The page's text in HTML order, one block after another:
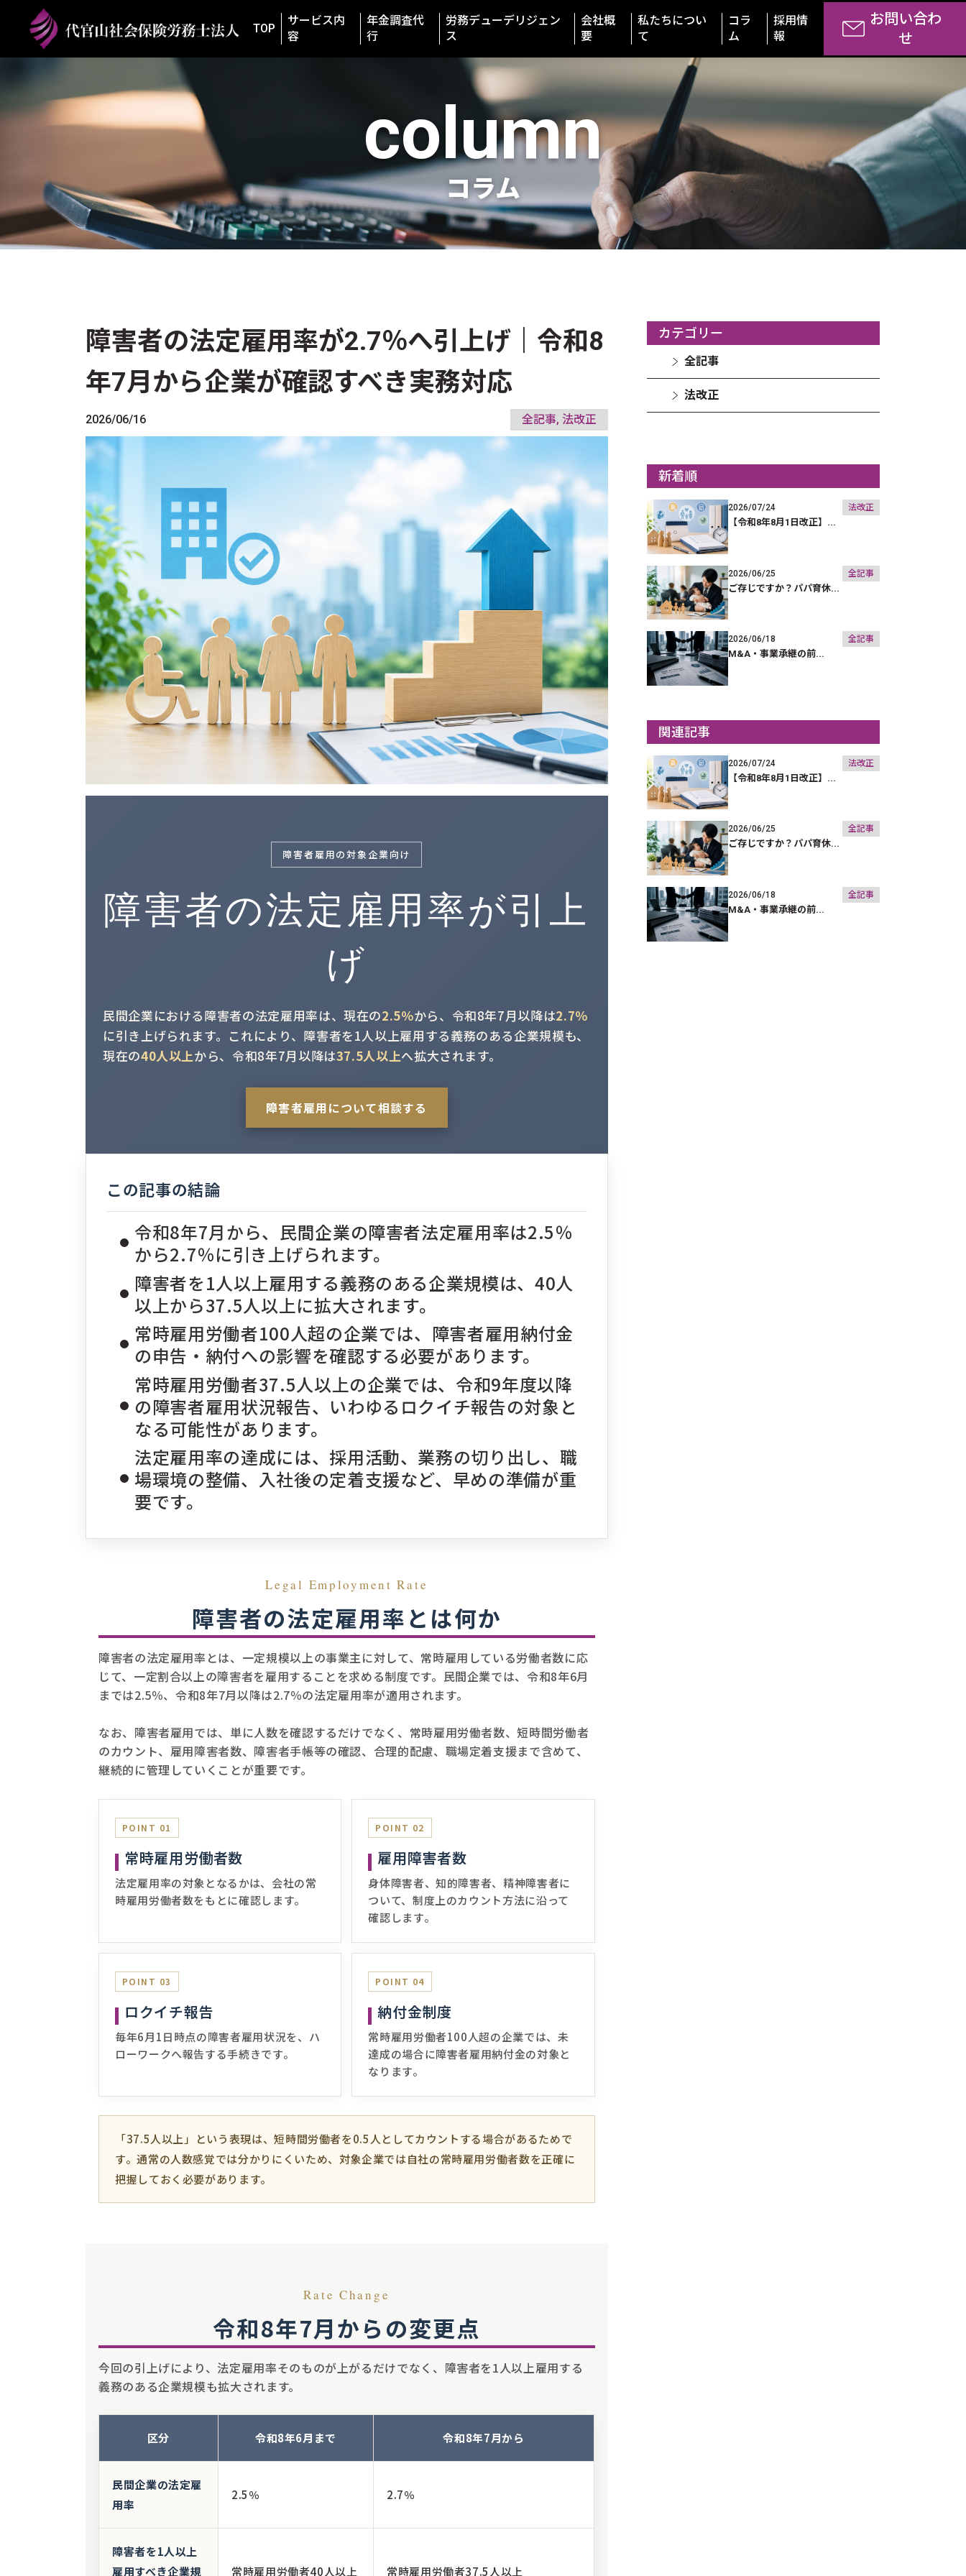
TOP
サービス内
容
年金調査代
行
労務デューデリジェン
ス
会社概
要
私たちについ
て
コラ
ム
採用情
報
お問い合わ
せ
column
コラム
障害者の法定雇用率が2.7％へ引上げ｜令和8
年7月から企業が確認すべき実務対応
2026/06/16 全記事, 法改正
障害者雇用の対象企業向け
障害者の法定雇用率が引上
げ
民間企業における障害者の法定雇用率は、現在の2.5％から、令和8年7月以降は2.7％
に引き上げられます。これにより、障害者を1人以上雇用する義務のある企業規模も、
現在の40人以上から、令和8年7月以降は37.5人以上へ拡大されます。
障害者雇用について相談する
この記事の結論
令和8年7月から、民間企業の障害者法定雇用率は2.5％
から2.7％に引き上げられます。
障害者を1人以上雇用する義務のある企業規模は、40人
以上から37.5人以上に拡大されます。
常時雇用労働者100人超の企業では、障害者雇用納付金
の申告・納付への影響を確認する必要があります。
常時雇用労働者37.5人以上の企業では、令和9年度以降
の障害者雇用状況報告、いわゆるロクイチ報告の対象と
なる可能性があります。
法定雇用率の達成には、採用活動、業務の切り出し、職
場環境の整備、入社後の定着支援など、早めの準備が重
要です。
Legal Employment Rate
障害者の法定雇用率とは何か
障害者の法定雇用率とは、一定規模以上の事業主に対して、常時雇用している労働者数に応
じて、一定割合以上の障害者を雇用することを求める制度です。民間企業では、令和8年6月
までは2.5％、令和8年7月以降は2.7％の法定雇用率が適用されます。
なお、障害者雇用では、単に人数を確認するだけでなく、常時雇用労働者数、短時間労働者
のカウント、雇用障害者数、障害者手帳等の確認、合理的配慮、職場定着支援まで含めて、
継続的に管理していくことが重要です。
POINT 01
常時雇用労働者数
法定雇用率の対象となるかは、会社の常
時雇用労働者数をもとに確認します。
POINT 02
雇用障害者数
身体障害者、知的障害者、精神障害者に
ついて、制度上のカウント方法に沿って
確認します。
POINT 03
ロクイチ報告
毎年6月1日時点の障害者雇用状況を、ハ
ローワークへ報告する手続きです。
POINT 04
納付金制度
常時雇用労働者100人超の企業では、未
達成の場合に障害者雇用納付金の対象と
なります。
「37.5人以上」という表現は、短時間労働者を0.5人としてカウントする場合があるためで
す。通常の人数感覚では分かりにくいため、対象企業では自社の常時雇用労働者数を正確に
把握しておく必要があります。
Rate Change
令和8年7月からの変更点
今回の引上げにより、法定雇用率そのものが上がるだけでなく、障害者を1人以上雇用する
義務のある企業規模も拡大されます。
区分 令和8年6月まで 令和8年7月から
民間企業の法定雇
用率
2.5％ 2.7％
障害者を1人以上
雇用すべき企業規
常時雇用労働者40人以上 常時雇用労働者37.5人以上
カテゴリー
全記事
法改正
新着順
2026/07/24 法改正
【令和8年8月1日改正】...
2026/06/25 全記事
ご存じですか？パパ育休...
2026/06/18 全記事
M&A・事業承継の前...
関連記事
2026/07/24 法改正
【令和8年8月1日改正】...
2026/06/25 全記事
ご存じですか？パパ育休...
2026/06/18 全記事
M&A・事業承継の前...